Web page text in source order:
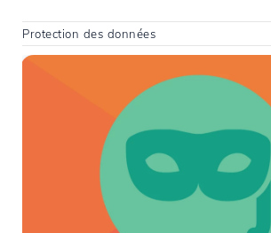
Protection des données